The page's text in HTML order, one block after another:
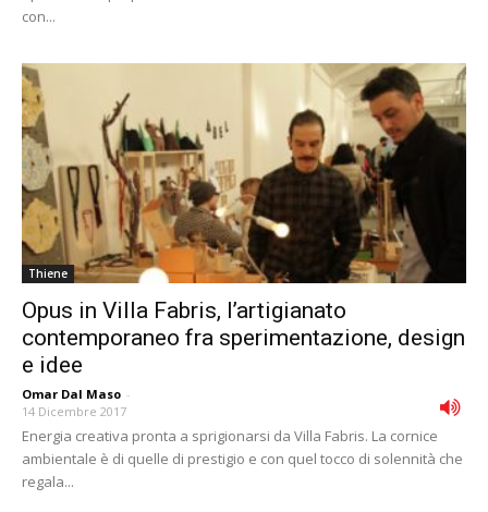
con...
Thiene
Opus in Villa Fabris, l’artigianato
contemporaneo fra sperimentazione, design
e idee
Omar Dal Maso -
14 Dicembre 2017
Energia creativa pronta a sprigionarsi da Villa Fabris. La cornice
ambientale è di quelle di prestigio e con quel tocco di solennità che
regala...